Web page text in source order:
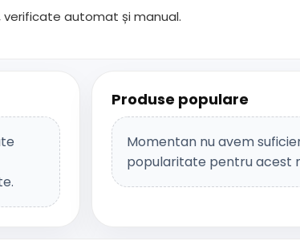
automat și manual.
Produse populare
Momentan nu avem
popularitate pentru acest